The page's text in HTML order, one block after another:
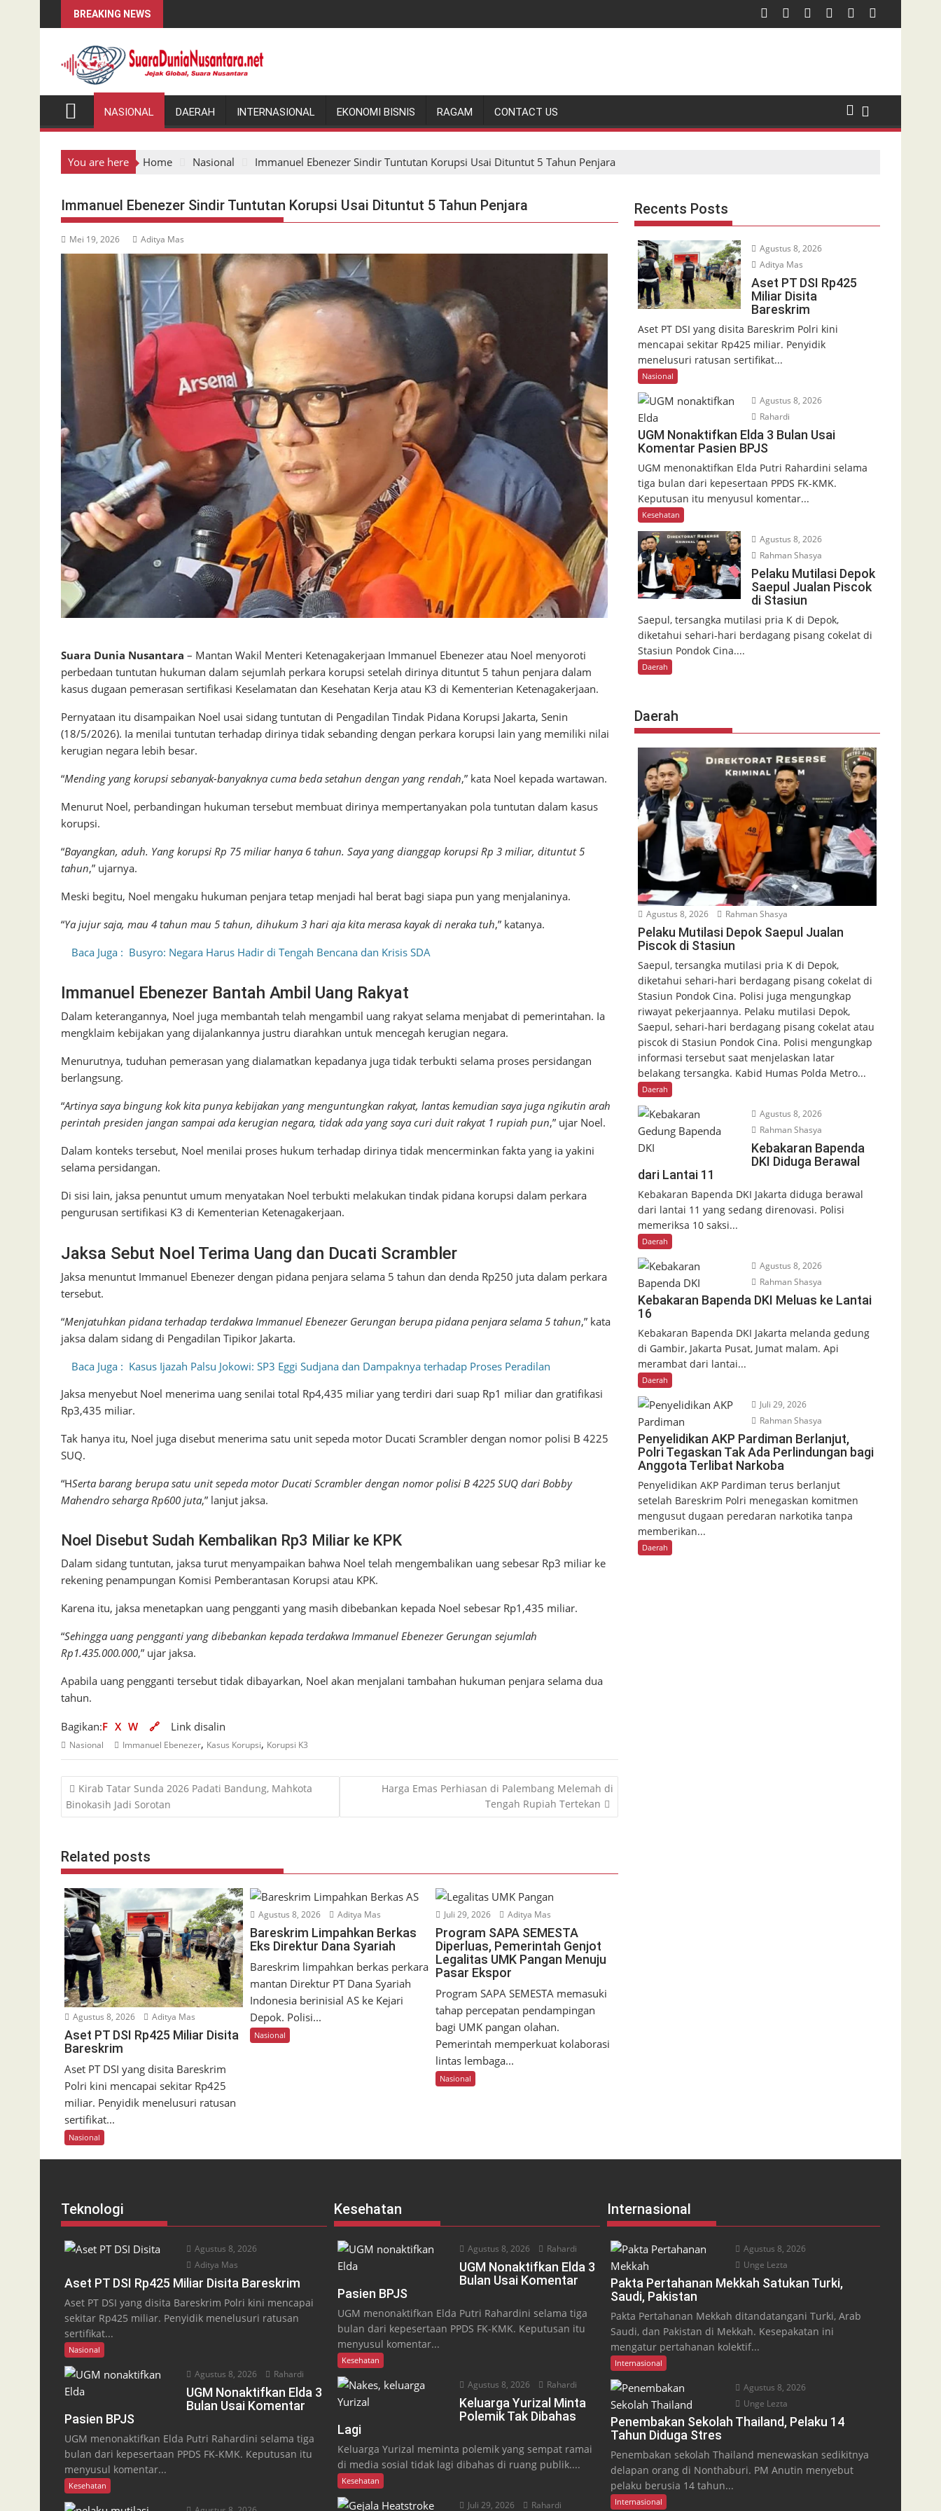
to
BREAKING NEWS
NASIONAL DAERAH INTERNASIONAL EKONOMI BISNIS RAGAM CONTACT US
You are here Home Nasional Immanuel Ebenezer Sindir Tuntutan Korupsi Usai Dituntut 5 Tahun Penjara
Immanuel Ebenezer Sindir Tuntutan Korupsi Usai Dituntut 5 Tahun Penjara
Mei 19, 2026 Aditya Mas
Suara Dunia Nusantara – Mantan Wakil Menteri Ketenagakerjaan Immanuel Ebenezer atau Noel menyoroti
perbedaan tuntutan hukuman dalam sejumlah perkara korupsi setelah dirinya dituntut 5 tahun penjara dalam
kasus dugaan pemerasan sertifikasi Keselamatan dan Kesehatan Kerja atau K3 di Kementerian Ketenagakerjaan.
Pernyataan itu disampaikan Noel usai sidang tuntutan di Pengadilan Tindak Pidana Korupsi Jakarta, Senin
(18/5/2026). Ia menilai tuntutan terhadap dirinya tidak sebanding dengan perkara korupsi lain yang memiliki nilai
kerugian negara lebih besar.
“Mending yang korupsi sebanyak-banyaknya cuma beda setahun dengan yang rendah,” kata Noel kepada wartawan.
Menurut Noel, perbandingan hukuman tersebut membuat dirinya mempertanyakan pola tuntutan dalam kasus
korupsi.
“Bayangkan, aduh. Yang korupsi Rp 75 miliar hanya 6 tahun. Saya yang dianggap korupsi Rp 3 miliar, dituntut 5
tahun,” ujarnya.
Meski begitu, Noel mengaku hukuman penjara tetap menjadi hal berat bagi siapa pun yang menjalaninya.
“Ya jujur saja, mau 4 tahun mau 5 tahun, dihukum 3 hari aja kita merasa kayak di neraka tuh,” katanya.
Baca Juga : Busyro: Negara Harus Hadir di Tengah Bencana dan Krisis SDA
Immanuel Ebenezer Bantah Ambil Uang Rakyat
Dalam keterangannya, Noel juga membantah telah mengambil uang rakyat selama menjabat di pemerintahan. Ia
mengklaim kebijakan yang dijalankannya justru diarahkan untuk mencegah kerugian negara.
Menurutnya, tuduhan pemerasan yang dialamatkan kepadanya juga tidak terbukti selama proses persidangan
berlangsung.
“Artinya saya bingung kok kita punya kebijakan yang menguntungkan rakyat, lantas kemudian saya juga ngikutin arah
perintah presiden jangan sampai ada kerugian negara, tidak ada yang saya curi duit rakyat 1 rupiah pun,” ujar Noel.
Dalam konteks tersebut, Noel menilai proses hukum terhadap dirinya tidak mencerminkan fakta yang ia yakini
selama persidangan.
Di sisi lain, jaksa penuntut umum menyatakan Noel terbukti melakukan tindak pidana korupsi dalam perkara
pengurusan sertifikasi K3 di Kementerian Ketenagakerjaan.
Jaksa Sebut Noel Terima Uang dan Ducati Scrambler
Jaksa menuntut Immanuel Ebenezer dengan pidana penjara selama 5 tahun dan denda Rp250 juta dalam perkara
tersebut.
“Menjatuhkan pidana terhadap terdakwa Immanuel Ebenezer Gerungan berupa pidana penjara selama 5 tahun,” kata
jaksa dalam sidang di Pengadilan Tipikor Jakarta.
Baca Juga : Kasus Ijazah Palsu Jokowi: SP3 Eggi Sudjana dan Dampaknya terhadap Proses Peradilan
Jaksa menyebut Noel menerima uang senilai total Rp4,435 miliar yang terdiri dari suap Rp1 miliar dan gratifikasi
Rp3,435 miliar.
Tak hanya itu, Noel juga disebut menerima satu unit sepeda motor Ducati Scrambler dengan nomor polisi B 4225
SUQ.
“HSerta barang berupa satu unit sepeda motor Ducati Scrambler dengan nomor polisi B 4225 SUQ dari Bobby
Mahendro seharga Rp600 juta,” lanjut jaksa.
Noel Disebut Sudah Kembalikan Rp3 Miliar ke KPK
Dalam sidang tuntutan, jaksa turut menyampaikan bahwa Noel telah mengembalikan uang sebesar Rp3 miliar ke
rekening penampungan Komisi Pemberantasan Korupsi atau KPK.
Karena itu, jaksa menetapkan uang pengganti yang masih dibebankan kepada Noel sebesar Rp1,435 miliar.
“Sehingga uang pengganti yang dibebankan kepada terdakwa Immanuel Ebenezer Gerungan sejumlah
Rp1.435.000.000,” ujar jaksa.
Apabila uang pengganti tersebut tidak dibayarkan, Noel akan menjalani tambahan hukuman penjara selama dua
tahun.
Bagikan:F X W 🔗 Link disalin
Nasional Immanuel Ebenezer, Kasus Korupsi, Korupsi K3
Navigasi
pos
Kirab Tatar Sunda 2026 Padati Bandung, Mahkota
Binokasih Jadi Sorotan
Harga Emas Perhiasan di Palembang Melemah di
Tengah Rupiah Tertekan
Related posts
Agustus 8, 2026 Aditya Mas
Aset PT DSI Rp425 Miliar Disita
Bareskrim
Aset PT DSI yang disita Bareskrim
Polri kini mencapai sekitar Rp425
miliar. Penyidik menelusuri ratusan
sertifikat...
Nasional
Agustus 8, 2026 Aditya Mas
Bareskrim Limpahkan Berkas
Eks Direktur Dana Syariah
Bareskrim limpahkan berkas perkara
mantan Direktur PT Dana Syariah
Indonesia berinisial AS ke Kejari
Depok. Polisi...
Nasional
Juli 29, 2026 Aditya Mas
Program SAPA SEMESTA
Diperluas, Pemerintah Genjot
Legalitas UMK Pangan Menuju
Pasar Ekspor
Program SAPA SEMESTA memasuki
tahap percepatan pendampingan
bagi UMK pangan olahan.
Pemerintah memperkuat kolaborasi
lintas lembaga...
Nasional
Recents Posts
Agustus 8, 2026
Aditya Mas
Aset PT DSI Rp425
Miliar Disita
Bareskrim
Aset PT DSI yang disita Bareskrim Polri kini
mencapai sekitar Rp425 miliar. Penyidik
menelusuri ratusan sertifikat...
Nasional
Agustus 8, 2026
Rahardi
UGM Nonaktifkan Elda 3 Bulan Usai
Komentar Pasien BPJS
UGM menonaktifkan Elda Putri Rahardini selama
tiga bulan dari kepesertaan PPDS FK-KMK.
Keputusan itu menyusul komentar...
Kesehatan
Agustus 8, 2026
Rahman Shasya
Pelaku Mutilasi Depok
Saepul Jualan Piscok
di Stasiun
Saepul, tersangka mutilasi pria K di Depok,
diketahui sehari-hari berdagang pisang cokelat di
Stasiun Pondok Cina....
Daerah
Daerah
Agustus 8, 2026 Rahman Shasya
Pelaku Mutilasi Depok Saepul Jualan
Piscok di Stasiun
Saepul, tersangka mutilasi pria K di Depok,
diketahui sehari-hari berdagang pisang cokelat di
Stasiun Pondok Cina. Polisi juga mengungkap
riwayat pekerjaannya. Pelaku mutilasi Depok,
Saepul, sehari-hari berdagang pisang cokelat atau
piscok di Stasiun Pondok Cina. Polisi mengungkap
informasi tersebut saat menjelaskan latar
belakang tersangka. Kabid Humas Polda Metro...
Daerah
Agustus 8, 2026
Rahman Shasya
Kebakaran Bapenda
DKI Diduga Berawal
dari Lantai 11
Kebakaran Bapenda DKI Jakarta diduga berawal
dari lantai 11 yang sedang direnovasi. Polisi
memeriksa 10 saksi...
Daerah
Agustus 8, 2026
Rahman Shasya
Kebakaran Bapenda DKI Meluas ke Lantai
16
Kebakaran Bapenda DKI Jakarta melanda gedung
di Gambir, Jakarta Pusat, Jumat malam. Api
merambat dari lantai...
Daerah
Juli 29, 2026
Rahman Shasya
Penyelidikan AKP Pardiman Berlanjut,
Polri Tegaskan Tak Ada Perlindungan bagi
Anggota Terlibat Narkoba
Penyelidikan AKP Pardiman terus berlanjut
setelah Bareskrim Polri menegaskan komitmen
mengusut dugaan peredaran narkotika tanpa
memberikan...
Daerah
Teknologi
Agustus 8, 2026
Aditya Mas
Aset PT DSI Rp425 Miliar Disita Bareskrim
Aset PT DSI yang disita Bareskrim Polri kini mencapai
sekitar Rp425 miliar. Penyidik menelusuri ratusan
sertifikat...
Nasional
Agustus 8, 2026 Rahardi
UGM Nonaktifkan Elda 3
Bulan Usai Komentar
Pasien BPJS
UGM menonaktifkan Elda Putri Rahardini selama tiga
bulan dari kepesertaan PPDS FK-KMK. Keputusan itu
menyusul komentar...
Kesehatan
Kesehatan
Agustus 8, 2026 Rahardi
UGM Nonaktifkan Elda 3
Bulan Usai Komentar
Pasien BPJS
UGM menonaktifkan Elda Putri Rahardini selama tiga
bulan dari kepesertaan PPDS FK-KMK. Keputusan itu
menyusul komentar...
Kesehatan
Agustus 8, 2026 Rahardi
Keluarga Yurizal Minta
Polemik Tak Dibahas
Lagi
Keluarga Yurizal meminta polemik yang sempat ramai
di media sosial tidak lagi dibahas di ruang publik....
Kesehatan
Juli 29, 2026 Rahardi
Internasional
Agustus 8, 2026
Unge Lezta
Pakta Pertahanan Mekkah Satukan Turki,
Saudi, Pakistan
Pakta Pertahanan Mekkah ditandatangani Turki, Arab
Saudi, dan Pakistan di Mekkah. Kesepakatan ini
mengatur pertahanan kolektif...
Internasional
Agustus 8, 2026
Unge Lezta
Penembakan Sekolah Thailand, Pelaku 14
Tahun Diduga Stres
Penembakan sekolah Thailand menewaskan sedikitnya
delapan orang di Nonthaburi. PM Anutin menyebut
pelaku berusia 14 tahun...
Internasional